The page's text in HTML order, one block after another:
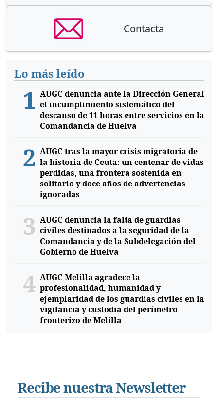
Contacta
Lo más leído
1 AUGC denuncia ante la Dirección General
el incumplimiento sistemático del
descanso de 11 horas entre servicios en la
Comandancia de Huelva
2 AUGC tras la mayor crisis migratoria de
la historia de Ceuta: un centenar de vidas
perdidas, una frontera sostenida en
solitario y doce años de advertencias
ignoradas
3 AUGC denuncia la falta de guardias
civiles destinados a la seguridad de la
Comandancia y de la Subdelegación del
Gobierno de Huelva
4 AUGC Melilla agradece la
profesionalidad, humanidad y
ejemplaridad de los guardias civiles en la
vigilancia y custodia del perímetro
fronterizo de Melilla
Recibe nuestra Newsletter